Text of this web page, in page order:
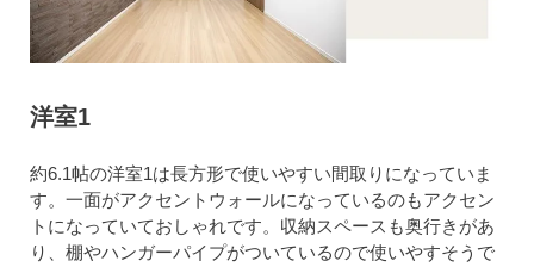
洋室1
約6.1帖の洋室1は長方形で使いやすい間取りになっていま
す。一面がアクセントウォールになっているのもアクセン
トになっていておしゃれです。収納スペースも奥行きがあ
り、棚やハンガーパイプがついているので使いやすそうで